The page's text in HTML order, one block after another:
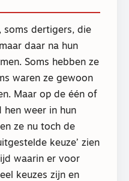
soms dertigers, die
daar na hun
Soms hebben ze
waren ze gewoon
Maar op de één of
hen weer in hun
ze nu toch de
keuze’ zien
waarin er voor
keuzes zijn en